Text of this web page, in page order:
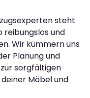
steht
reibungslos und
Wir kümmern uns
Planung und
sorgfältigen
Möbel und